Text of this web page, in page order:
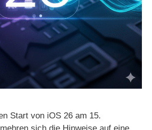
Start von iOS 26 am 15.
sich die Hinweise auf eine